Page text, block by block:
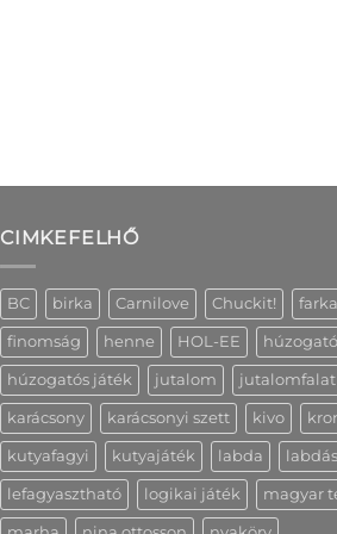
CIMKEFELHŐ
BC birka Carnilove Chuckit!
finomság henne HOL-EE
húzogatós játék jutalom jutalomfalat
karácsony karácsonyi szett kivo
kutyafagyi kutyajáték labda labdás
lefagyasztható logikai játék magyar